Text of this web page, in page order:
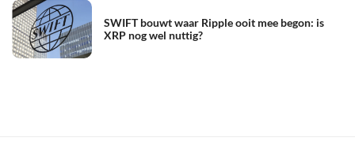
SWIFT bouwt waar Ripple ooit mee begon: is
XRP nog wel nuttig?